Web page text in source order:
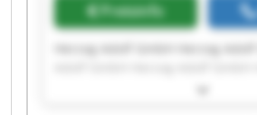
Preisinfo
Herzog Adolf GmbH Herzog
GmbH Herzog Adolf GmbH